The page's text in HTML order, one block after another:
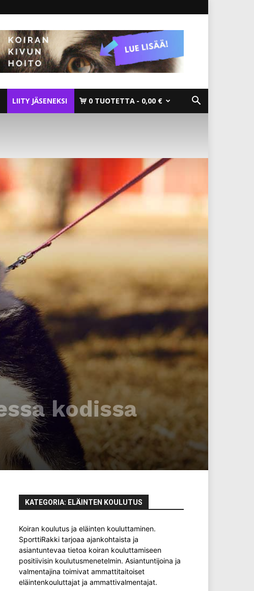
LIITY JÄSENEKSI 0 TUOTETTA 0,00 €
kodissa
KATEGORIA: ELÄINTEN KOULUTUS
Koiran koulutus ja eläinten kouluttaminen.
SporttiRakki tarjoaa ajankohtaista ja
asiantuntevaa tietoa koiran kouluttamiseen
positiivisin koulutusmenetelmin. Asiantuntijoina ja
valmentajina toimivat ammattitaitoiset
eläintenkouluttajat ja ammattivalmentajat.